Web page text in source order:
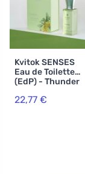
Kvitok SENSES
Eau de Toilette
(EdP) - Thunder
22,77 €